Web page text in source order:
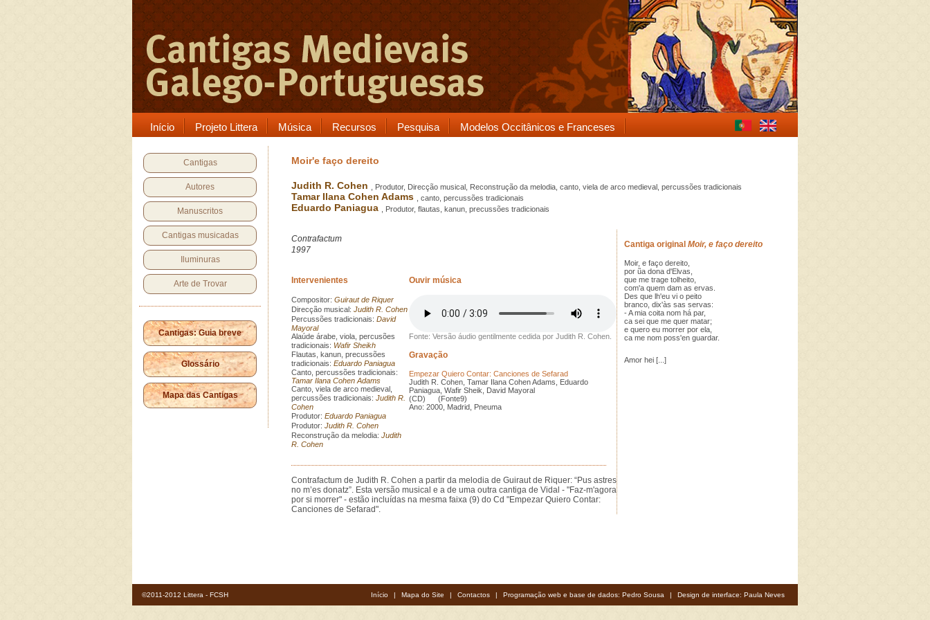
Início Projeto Littera Música Recursos Pesquisa Modelos Occitânicos e Franceses
Cantigas
Autores
Manuscritos
Cantigas musicadas
Iluminuras
Arte de Trovar
Cantigas: Guia breve
Glossário
Mapa das Cantigas
Moir'e faço dereito
Judith R. Cohen , Produtor, Direcção musical, Reconstrução da melodia, canto, viela de arco medieval, percussões tradicionais
Tamar Ilana Cohen Adams , canto, percussões tradicionais
Eduardo Paniagua , Produtor, flautas, kanun, precussões tradicionais
Contrafactum
1997
Intervenientes
Compositor: Guiraut de Riquer
Direcção musical: Judith R. Cohen
Percussões tradicionais: David
Mayoral
Alaúde árabe, viola, percusões
tradicionais: Wafir Sheikh
Flautas, kanun, precussões
tradicionais: Eduardo Paniagua
Canto, percussões tradicionais:
Tamar Ilana Cohen Adams
Canto, viela de arco medieval,
percussões tradicionais: Judith R.
Cohen
Produtor: Eduardo Paniagua
Produtor: Judith R. Cohen
Reconstrução da melodia: Judith
R. Cohen
Ouvir música
Fonte: Versão áudio gentilmente cedida por Judith R. Cohen.
Gravação
Empezar Quiero Contar: Canciones de Sefarad
Judith R. Cohen, Tamar Ilana Cohen Adams, Eduardo
Paniagua, Wafir Sheik, David Mayoral
(CD) (Fonte9)
Ano: 2000, Madrid, Pneuma
Contrafactum de Judith R. Cohen a partir da melodia de Guiraut de Riquer: “Pus astres
no m’es donatz”. Esta versão musical e a de uma outra cantiga de Vidal - "Faz-m'agora
por si morrer" - estão incluídas na mesma faixa (9) do Cd "Empezar Quiero Contar:
Canciones de Sefarad".
Cantiga original Moir, e faço dereito
Moir, e faço dereito,
por ũa dona d'Elvas,
que me trage tolheito,
com'a quem dam as ervas.
Des que lh'eu vi o peito
branco, dix'às sas servas:
- A mia coita nom há par,
ca sei que me quer matar;
e quero eu morrer por ela,
ca me nom poss'en guardar.
Amor hei [...]
©2011-2012 Littera - FCSH Início | Mapa do Site | Contactos | Programação web e base de dados: Pedro Sousa | Design de interface: Paula Neves